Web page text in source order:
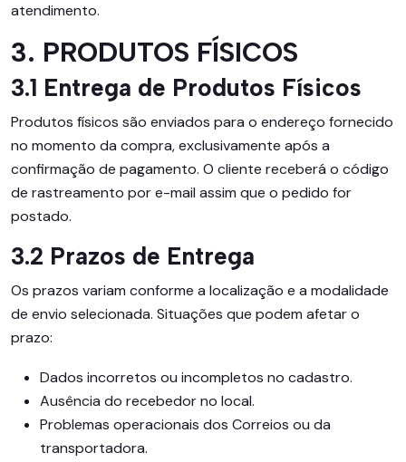
atendimento.
3. PRODUTOS FÍSICOS
3.1 Entrega de Produtos Físicos
Produtos físicos são enviados para o endereço fornecido
no momento da compra, exclusivamente após a
confirmação de pagamento. O cliente receberá o código
de rastreamento por e-mail assim que o pedido for
postado.
3.2 Prazos de Entrega
Os prazos variam conforme a localização e a modalidade
de envio selecionada. Situações que podem afetar o
prazo:
Dados incorretos ou incompletos no cadastro.
Ausência do recebedor no local.
Problemas operacionais dos Correios ou da
transportadora.